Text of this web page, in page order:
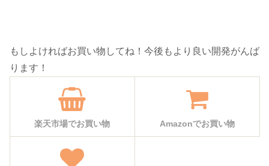
もしよければお買い物してね！今後もより良い開発がんば
ります！
楽天市場でお買い物 Amazonでお買い物